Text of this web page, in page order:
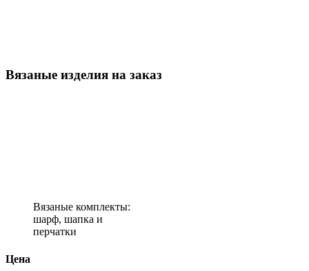
Вязаные изделия на заказ
Вязаные комплекты:
шарф, шапка и
перчатки
Цена